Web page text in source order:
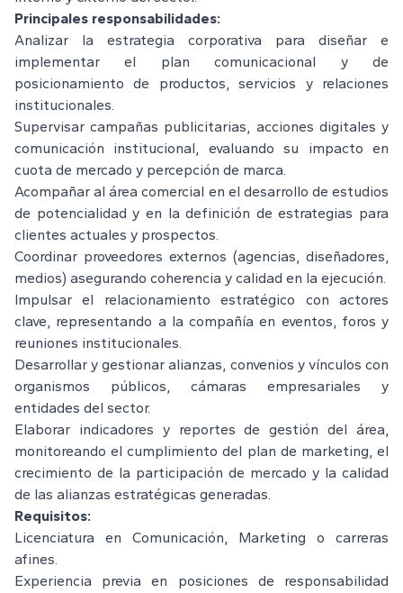
Principales responsabilidades:
Analizar la estrategia corporativa para diseñar e
implementar el plan comunicacional y de
posicionamiento de productos, servicios y relaciones
institucionales.
Supervisar campañas publicitarias, acciones digitales y
comunicación institucional, evaluando su impacto en
cuota de mercado y percepción de marca.
Acompañar al área comercial en el desarrollo de estudios
de potencialidad y en la definición de estrategias para
clientes actuales y prospectos.
Coordinar proveedores externos (agencias, diseñadores,
medios) asegurando coherencia y calidad en la ejecución.
Impulsar el relacionamiento estratégico con actores
clave, representando a la compañía en eventos, foros y
reuniones institucionales.
Desarrollar y gestionar alianzas, convenios y vínculos con
organismos públicos, cámaras empresariales y
entidades del sector.
Elaborar indicadores y reportes de gestión del área,
monitoreando el cumplimiento del plan de marketing, el
crecimiento de la participación de mercado y la calidad
de las alianzas estratégicas generadas.
Requisitos:
Licenciatura en Comunicación, Marketing o carreras
afines.
Experiencia previa en posiciones de responsabilidad